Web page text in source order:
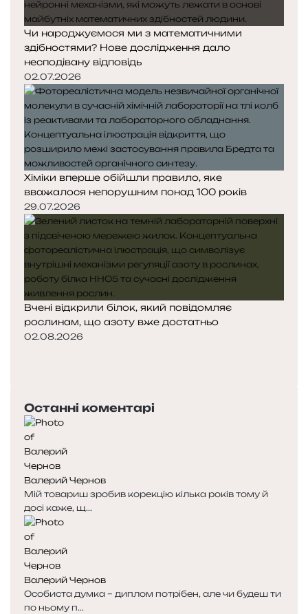
Чи народжуємося ми з математичними
здібностями? Нове дослідження дало
несподівану відповідь
02.07.2026
Хіміки вперше обійшли правило, яке
вважалося непорушним понад 100 років
29.07.2026
Вчені відкрили білок, який повідомляє
рослинам, що азоту вже достатньо
02.08.2026
Останні коментарі
Валерий Чернов
Мій товариш зробив корекцію кілька років тому й
досі каже, щ...
Валерий Чернов
Особиста думка – диплом потрібен, але чи будеш ти
по ньому п...